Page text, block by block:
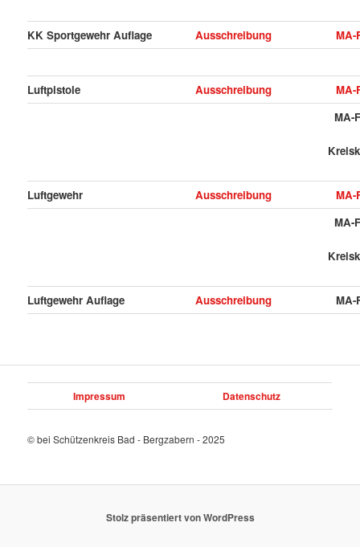
KK Sportgewehr Auflage Ausschreibung MA-
Luftpistole Ausschreibung
MA-
MA-
Luftgewehr Ausschreibung
MA-
MA-
Luftgewehr Auflage Ausschreibung MA-
Impressum Datenschutz
© bei Schützenkreis Bad - Bergzabern - 2025
Stolz präsentiert von WordPress